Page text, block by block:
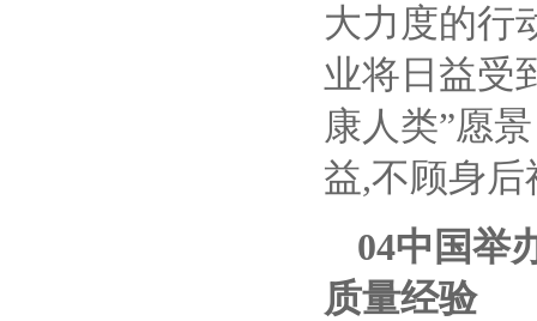
大力度的行
业将日益受
康人类”愿
益,不顾身
04中国举
质量经验